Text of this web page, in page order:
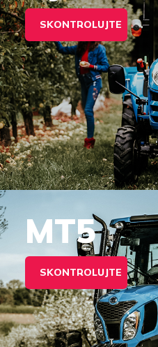
SKONTROLUJTE
MT5
SKONTROLUJTE